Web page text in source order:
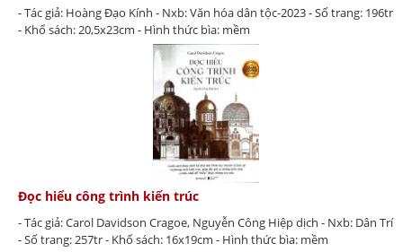
- Tác giả: Hoàng Đạo Kính - Nxb: Văn hóa dân tộc-2023 - Số trang: 196tr
- Khổ sách: 20,5x23cm - Hình thức bìa: mềm
Đọc hiểu công trình kiến trúc
- Tác giả: Carol Davidson Cragoe, Nguyễn Công Hiệp dịch - Nxb: Dân Trí
- Số trang: 257tr - Khổ sách: 16x19cm - Hình thức bìa: mềm